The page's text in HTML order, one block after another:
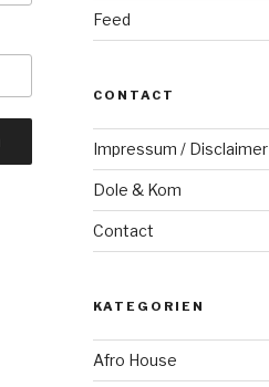
Feed
CONTACT
Impressum / Disclaimer
Dole & Kom
Contact
KATEGORIEN
Afro House